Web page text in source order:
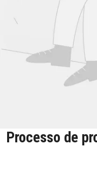
Processo de